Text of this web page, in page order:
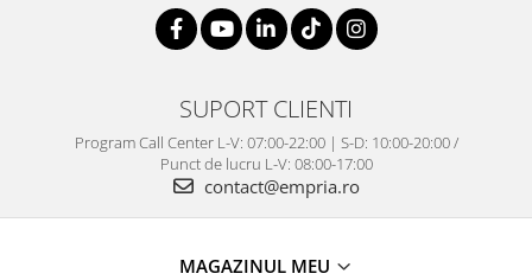
SUPORT CLIENTI
Program Call Center L-V: 07:00-22:00 | S-D: 10:00-20:00 /
Punct de lucru L-V: 08:00-17:00
contact@empria.ro
MAGAZINUL MEU